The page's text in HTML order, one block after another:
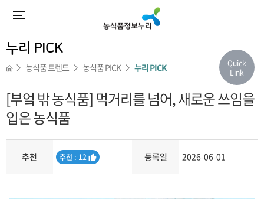
누리 PICK
농식품 트렌드 농식품 PICK 누리 PICK
[부엌 밖 농식품] 먹거리를 넘어, 새로운 쓰임을
입은 농식품
추천
추
추천 : 12 등록일 2026-06-01
Quick
Link